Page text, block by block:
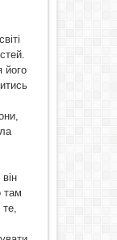
його
там